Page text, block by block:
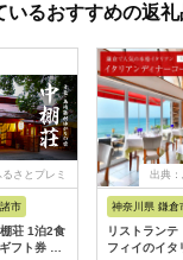
いるおすすめの返礼
さとプレミ
アム
市
荘 1泊2食
フト券 チ
出典
神奈川県 鎌倉
リストラン
フィイのイタ